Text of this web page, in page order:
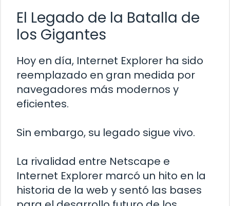
El Legado de la Batalla de
los Gigantes
Hoy en día, Internet Explorer ha sido
reemplazado en gran medida por
navegadores más modernos y
eficientes.
Sin embargo, su legado sigue vivo.
La rivalidad entre Netscape e
Internet Explorer marcó un hito en la
historia de la web y sentó las bases